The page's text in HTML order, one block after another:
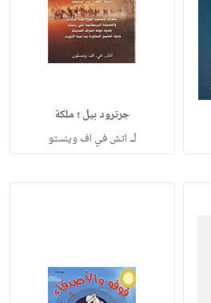
جرترود بيل ؛ ملكة
لـ اتش في اف وينستو